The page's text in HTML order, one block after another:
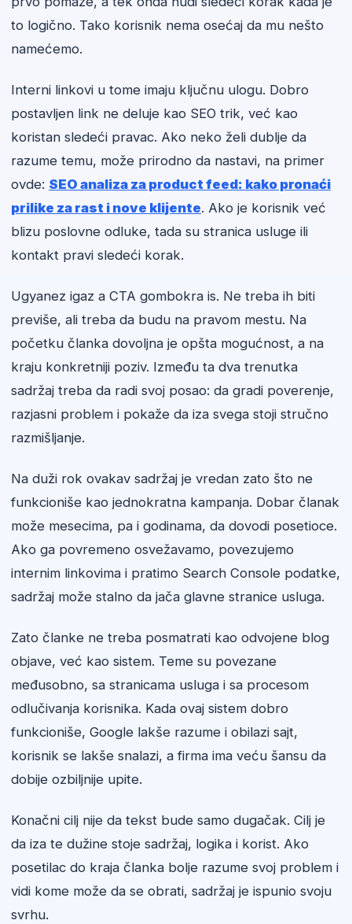
to logično. Tako korisnik nema osećaj da mu nešto
namećemo.
Interni linkovi u tome imaju ključnu ulogu. Dobro
postavljen link ne deluje kao SEO trik, već kao
koristan sledeći pravac. Ako neko želi dublje da
razume temu, može prirodno da nastavi, na primer
ovde: SEO analiza za product feed: kako pronaći
prilike za rast i nove klijente. Ako je korisnik već
blizu poslovne odluke, tada su stranica usluge ili
kontakt pravi sledeći korak.
Ugyanez igaz a CTA gombokra is. Ne treba ih biti
previše, ali treba da budu na pravom mestu. Na
početku članka dovoljna je opšta mogućnost, a na
kraju konkretniji poziv. Između ta dva trenutka
sadržaj treba da radi svoj posao: da gradi poverenje,
razjasni problem i pokaže da iza svega stoji stručno
razmišljanje.
Na duži rok ovakav sadržaj je vredan zato što ne
funkcioniše kao jednokratna kampanja. Dobar članak
može mesecima, pa i godinama, da dovodi posetioce.
Ako ga povremeno osvežavamo, povezujemo
internim linkovima i pratimo Search Console podatke,
sadržaj može stalno da jača glavne stranice usluga.
Zato članke ne treba posmatrati kao odvojene blog
objave, već kao sistem. Teme su povezane
međusobno, sa stranicama usluga i sa procesom
odlučivanja korisnika. Kada ovaj sistem dobro
funkcioniše, Google lakše razume i obilazi sajt,
korisnik se lakše snalazi, a firma ima veću šansu da
dobije ozbiljnije upite.
Konačni cilj nije da tekst bude samo dugačak. Cilj je
da iza te dužine stoje sadržaj, logika i korist. Ako
posetilac do kraja članka bolje razume svoj problem i
vidi kome može da se obrati, sadržaj je ispunio svoju
svrhu.